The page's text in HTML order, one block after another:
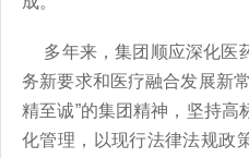
多年来，集团顺应深化医
务新要求和医疗融合发展新
精至诚”的集团精神，坚持
化管理，以现行法律法规政